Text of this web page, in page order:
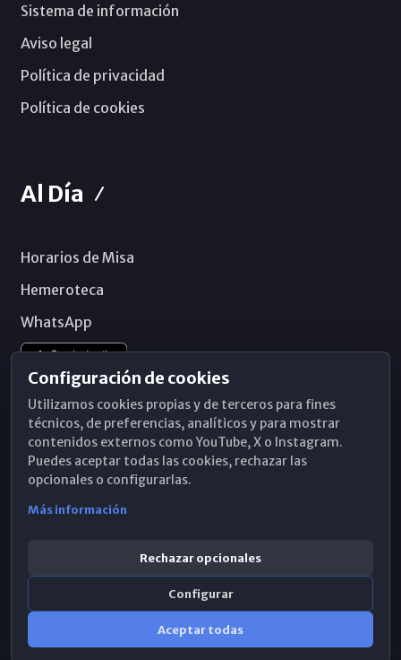
Sistema de información
Aviso legal
Política de privacidad
Política de cookies
Al Día
Horarios de Misa
Hemeroteca
WhatsApp
Configuración de cookies
Utilizamos cookies propias y de terceros para fines
técnicos, de preferencias, analíticos y para mostrar
contenidos externos como YouTube, X o Instagram.
Puedes aceptar todas las cookies, rechazar las
opcionales o configurarlas.
Más información
Rechazar opcionales
Configurar
Aceptar todas